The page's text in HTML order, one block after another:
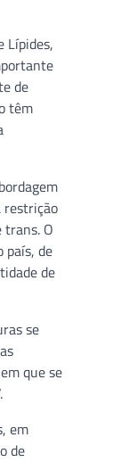
Lípides,
de
têm
restrição
O
país, de
de
se
que se
em
de